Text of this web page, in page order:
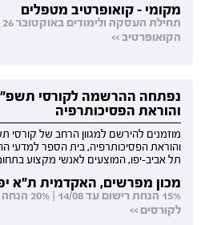
מקומי - קואופרטיב מטפלים
הקואופרטיב >>
נפתחה ההרשמה לקורסי
והוראת הפסיכותרפיה
מוזמנים להירשם למגוון הרחב של
והוראת הפסיכותרפיה, בית הספר למדעי
תל אביב-יפו, המוצעים לאנשי מקצוע
מכון מפרשים, האקדמית ת"א
15% הנחת
לקורסים >>